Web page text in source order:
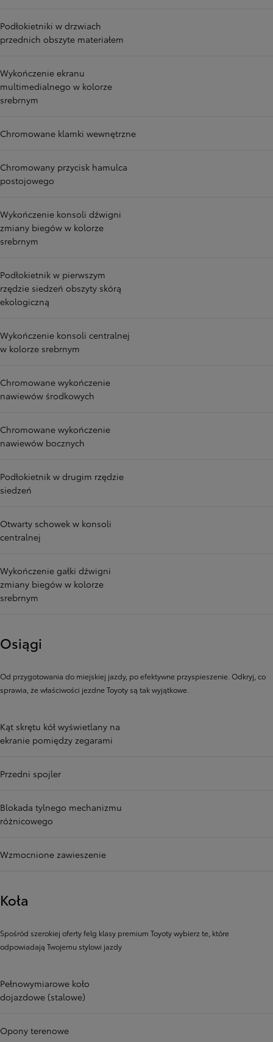
Podłokietniki w drzwiach
przednich obszyte materiałem
Wykończenie ekranu
multimedialnego w kolorze
srebrnym
Chromowane klamki wewnętrzne
Chromowany przycisk hamulca
postojowego
Wykończenie konsoli dźwigni
zmiany biegów w kolorze
srebrnym
Podłokietnik w pierwszym
rzędzie siedzeń obszyty skórą
ekologiczną
Wykończenie konsoli centralnej
w kolorze srebrnym
Chromowane wykończenie
nawiewów środkowych
Chromowane wykończenie
nawiewów bocznych
Podłokietnik w drugim rzędzie
siedzeń
Otwarty schowek w konsoli
centralnej
Wykończenie gałki dźwigni
zmiany biegów w kolorze
srebrnym
Osiągi
Od przygotowania do miejskiej jazdy, po efektywne przyspieszenie. Odkryj, co
sprawia, że ​​właściwości jezdne Toyoty są tak wyjątkowe.
Kąt skrętu kół wyświetlany na
ekranie pomiędzy zegarami
Przedni spojler
Blokada tylnego mechanizmu
różnicowego
Wzmocnione zawieszenie
Koła
Spośród szerokiej oferty felg klasy premium Toyoty wybierz te, które
odpowiadają Twojemu stylowi jazdy
Pełnowymiarowe koło
dojazdowe (stalowe)
Opony terenowe